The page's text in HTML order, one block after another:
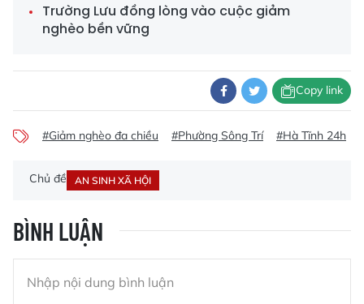
Trường Lưu đồng lòng vào cuộc giảm
nghèo bền vững
Copy link
#Giảm nghèo đa chiều #Phường Sông Trí #Hà Tĩnh 24h
Chủ đề AN SINH XÃ HỘI
BÌNH LUẬN